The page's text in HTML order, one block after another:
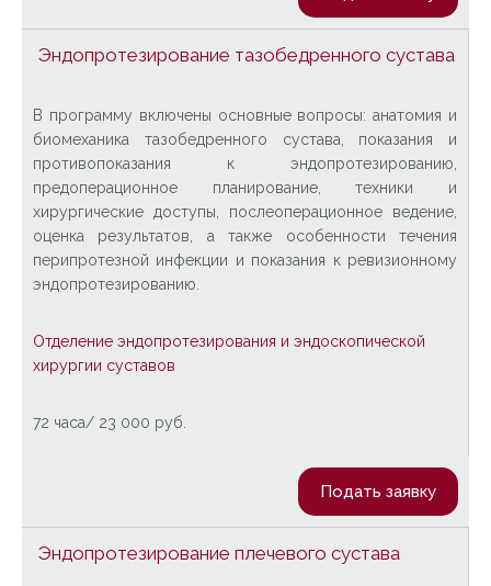
Эндопротезирование тазобедренного сустава
В программу включены основные вопросы: анатомия и
биомеханика тазобедренного сустава, показания и
противопоказания к эндопротезированию,
предоперационное планирование, техники и
хирургические доступы, послеоперационное ведение,
оценка результатов, а также особенности течения
перипротезной инфекции и показания к ревизионному
эндопротезированию.
Отделение эндопротезирования и эндоскопической
хирургии суставов
72 часа/ 23 000 руб.
Подать заявку
Эндопротезирование плечевого сустава